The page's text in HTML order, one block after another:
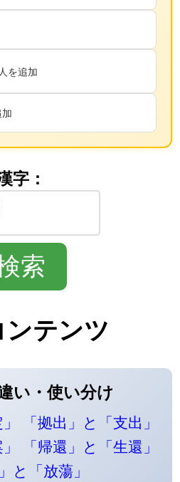
を追加
字：
テンツ
い・使い分け
「拠出」と「支出」
「帰還」と「生還」
と「放蕩」